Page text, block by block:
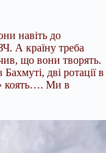
навіть до
А країну треба
що вони творять.
дві ротації в
коять…. Ми в